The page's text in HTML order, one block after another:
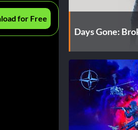
for Free
Days Gone: